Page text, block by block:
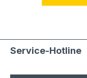
Service-Hotline